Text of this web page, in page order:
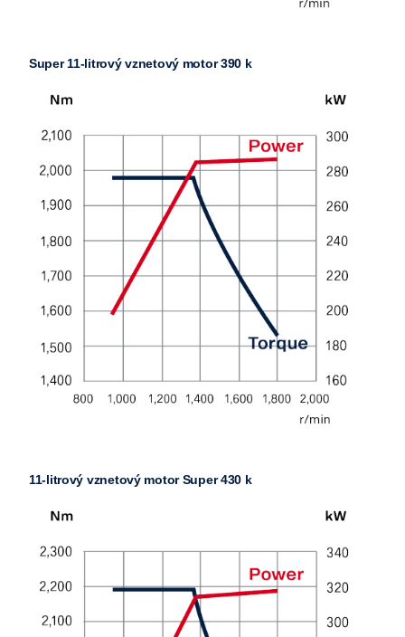
Super 11-litrový vznetový motor 390 k
11-litrový vznetový motor Super 430 k